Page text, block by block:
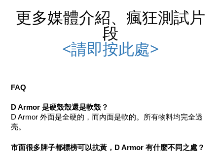
更多媒體介紹、瘋狂測試片
段
<請即按此處>
FAQ
D Armor 是硬殼殼還是軟殼？
D Armor 外面是全硬的，而內面是軟的。所有物料均完全透
亮。
市面很多牌子都標榜可以抗黃，D Armor 有什麼不同之處？